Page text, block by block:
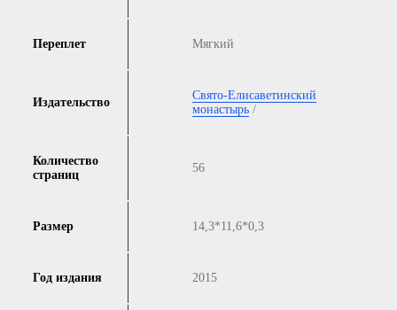
Переплет Мягкий
Издательство
Свято-Елисаветинский
монастырь /
Количество
страниц
56
Размер 14,3*11,6*0,3
Год издания 2015